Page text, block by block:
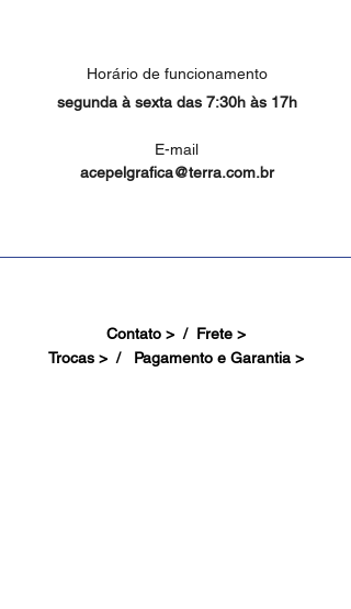
Horário de funcionamento
segunda à sexta das 7:30h às 17h
E-mail
acepelgrafica@terra.com.br
Contato > / Frete >
Trocas > / Pagamento e Garantia >